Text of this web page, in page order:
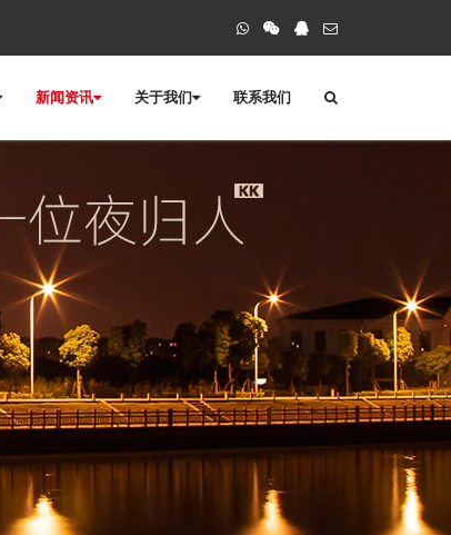
新闻资讯 关于我们 联系我们